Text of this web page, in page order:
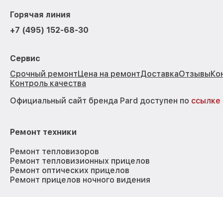
Горячая линия
+7 (495) 152-68-30
Сервис
Срочный ремонтЦена на ремонтДоставкаОтзывы
Контроль качества
Официальный сайт бренда Pard доступен по ссылке
Ремонт техники
Ремонт тепловизоров
Ремонт тепловизионных прицелов
Ремонт оптических прицелов
Ремонт прицелов ночного видения